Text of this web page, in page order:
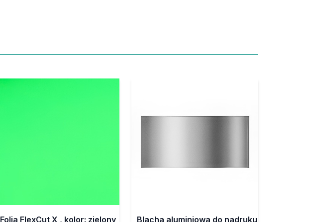
Folia FlexCut X , kolor: zielony
Blacha aluminiowa do nadruku